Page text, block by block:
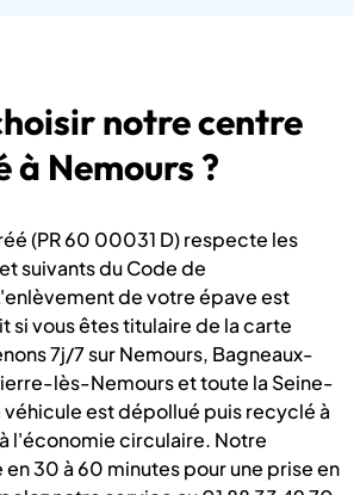
notre centre
à Nemours ?
(PR 60 00031 D) respecte les
suivants du Code de
de votre épave est
si vous êtes titulaire de la carte
7j/7 sur Nemours, Bagneaux-
lès-Nemours et toute la Seine-
est dépollué puis recyclé à
l'économie circulaire. Notre
30 à 60 minutes pour une prise en